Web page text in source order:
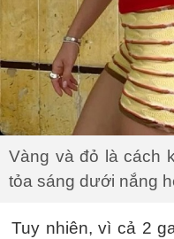
Vàng và đỏ là cách
tỏa sáng dưới nắng
Tuy nhiên, vì cả 2